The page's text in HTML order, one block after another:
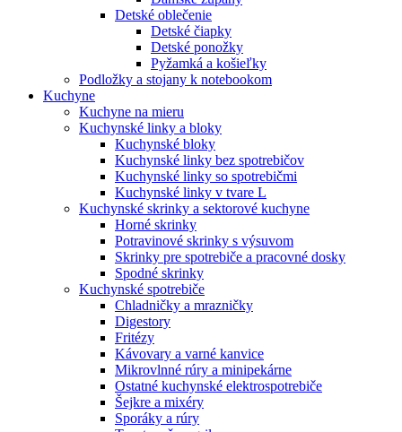
Detské oblečenie
Detské čiapky
Detské ponožky
Pyžamká a košieľky
Podložky a stojany k notebookom
Kuchyne
Kuchyne na mieru
Kuchynské linky a bloky
Kuchynské bloky
Kuchynské linky bez spotrebičov
Kuchynské linky so spotrebičmi
Kuchynské linky v tvare L
Kuchynské skrinky a sektorové kuchyne
Horné skrinky
Potravinové skrinky s výsuvom
Skrinky pre spotrebiče a pracovné dosky
Spodné skrinky
Kuchynské spotrebiče
Chladničky a mrazničky
Digestory
Fritézy
Kávovary a varné kanvice
Mikrovlnné rúry a minipekárne
Ostatné kuchynské elektrospotrebiče
Šejkre a mixéry
Sporáky a rúry